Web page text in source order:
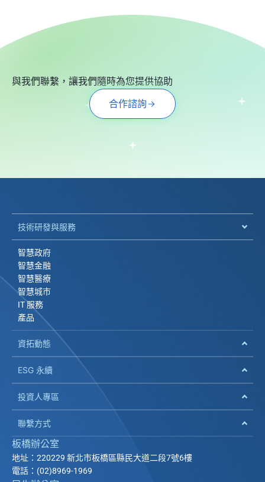
與我們聯繫，讓我們隨時為您提供協助
合作諮詢
技術研發與服務
智慧政府
智慧金融
智慧醫療
智慧城市
IT 服務
產品
資拓動態
ESG 永續
投資人專區
聯繫方式
板橋辦公室
地址：220229 新北市板橋區縣民大道二段7號6樓
電話：(02)8969-1969